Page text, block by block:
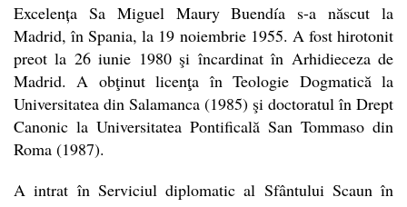
Excelența Sa Miguel Maury Buendía s-a născut la
Madrid, în Spania, la 19 noiembrie 1955. A fost hirotonit
preot la 26 iunie 1980 şi încardinat în Arhidieceza de
Madrid. A obţinut licenţa în Teologie Dogmatică la
Universitatea din Salamanca (1985) şi doctoratul în Drept
Canonic la Universitatea Pontificală San Tommaso din
Roma (1987).
A intrat în Serviciul diplomatic al Sfântului Scaun în